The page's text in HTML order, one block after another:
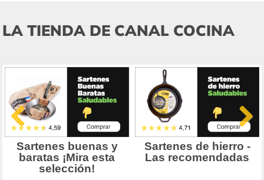
LA TIENDA DE CANAL COCINA